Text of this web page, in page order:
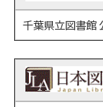
千葉県立図書館